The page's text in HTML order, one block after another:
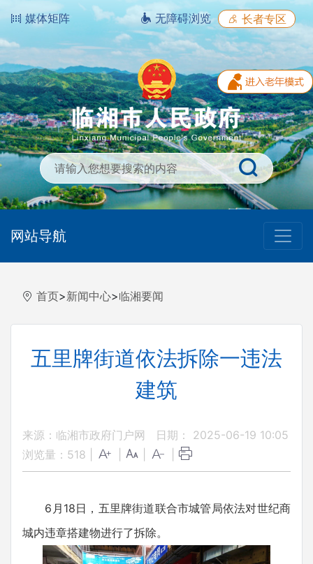
媒体矩阵 无障碍浏览 长者专区
网站导航
首页>新闻中心>临湘要闻
五里牌街道依法拆除一违法
建筑
来源：临湘市政府门户网
日期： 2025-06-19 10:05
浏览量： 518
6月18日，五里牌街道联合市城管局依法对世纪商
城内违章搭建物进行了拆除。